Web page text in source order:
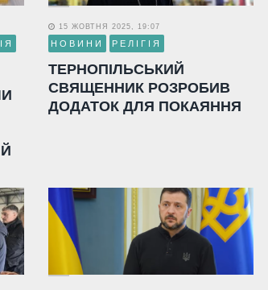
15 ЖОВТНЯ 2025, 19:07
НОВИНИ РЕЛІГІЯ
ТЕРНОПІЛЬСЬКИЙ
СВЯЩЕННИК РОЗРОБИВ
ДОДАТОК ДЛЯ ПОКАЯННЯ